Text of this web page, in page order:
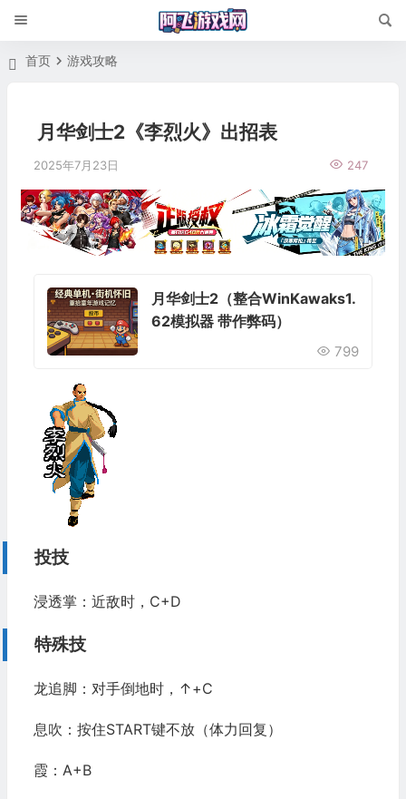
首页 游戏攻略
月华剑士2《李烈火》出招表
2025年7月23日 247
月华剑士2（整合WinKawaks1.
62模拟器 带作弊码）
799
投技
浸透掌：近敌时，C+D
特殊技
龙追脚：对手倒地时，↑+C
息吹：按住START键不放（体力回复）
霞：A+B